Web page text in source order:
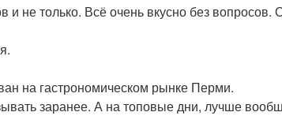
и не только. Всё очень вкусно без вопросов.
на гастрономическом рынке Перми.
заранее. А на топовые дни, лучше